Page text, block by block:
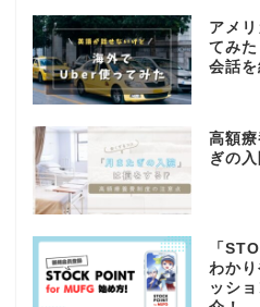
アメ
てみ
会話
高額
ぎの
「
わか
ッシ